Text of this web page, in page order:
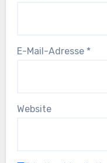
E-Mail-Adresse *
Website